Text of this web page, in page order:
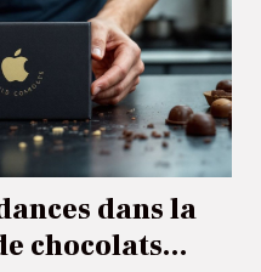
dans la
chocolats